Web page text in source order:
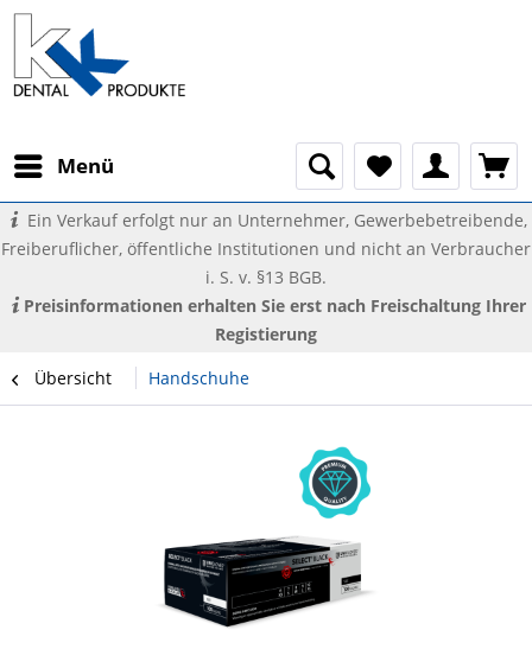
Menü
Ein Verkauf erfolgt nur an Unternehmer, Gewerbebetreibende,
Freiberuflicher, öffentliche Institutionen und nicht an Verbraucher
i. S. v. §13 BGB.
Preisinformationen erhalten Sie erst nach Freischaltung Ihrer
Registierung
Übersicht
Handschuhe